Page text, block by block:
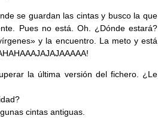
se guardan las cintas y busco la que
Pues no está. Oh. ¿Dónde estará?
y la encuentro. La meto y está
la última versión del fichero. ¿Le
cintas antiguas.